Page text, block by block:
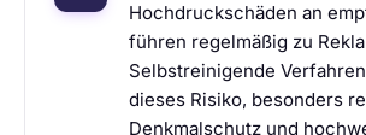
Hochdruckschäden an
führen regelmäßig zu
Selbstreinigende
dieses Risiko, besonders
Denkmalschutz und